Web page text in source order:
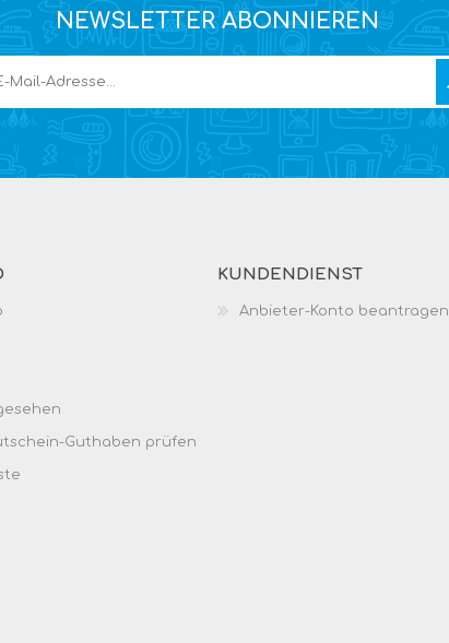
NEWSLETTER ABONNIEREN
Guthaben prüfen
KUNDENDIENST
Anbieter-Konto beantragen